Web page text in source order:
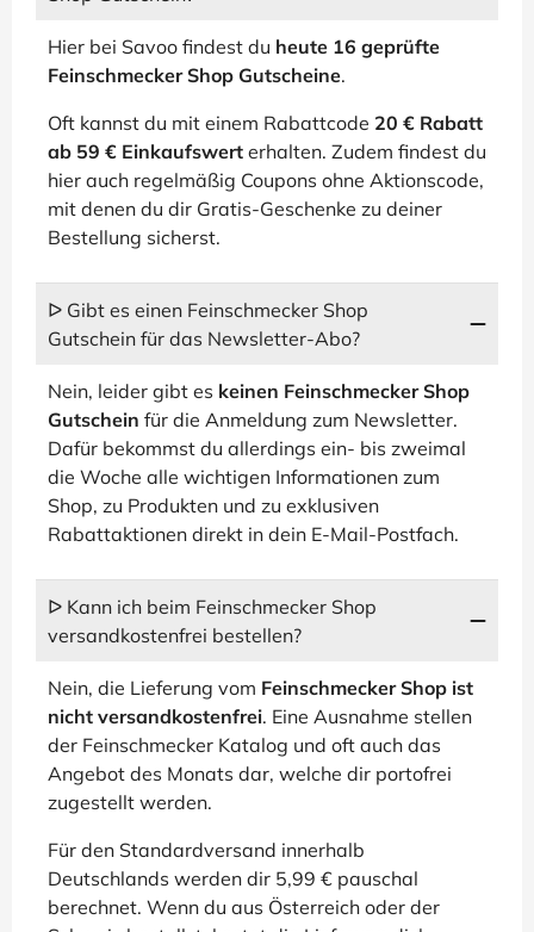
Hier bei Savoo findest du heute 16 geprüfte
Feinschmecker Shop Gutscheine.
Oft kannst du mit einem Rabattcode 20 € Rabatt
ab 59 € Einkaufswert erhalten. Zudem findest du
hier auch regelmäßig Coupons ohne Aktionscode,
mit denen du dir Gratis-Geschenke zu deiner
Bestellung sicherst.
ᐅ Gibt es einen Feinschmecker Shop
Gutschein für das Newsletter-Abo?
Nein, leider gibt es keinen Feinschmecker Shop
Gutschein für die Anmeldung zum Newsletter.
Dafür bekommst du allerdings ein- bis zweimal
die Woche alle wichtigen Informationen zum
Shop, zu Produkten und zu exklusiven
Rabattaktionen direkt in dein E-Mail-Postfach.
ᐅ Kann ich beim Feinschmecker Shop
versandkostenfrei bestellen?
Nein, die Lieferung vom Feinschmecker Shop ist
nicht versandkostenfrei. Eine Ausnahme stellen
der Feinschmecker Katalog und oft auch das
Angebot des Monats dar, welche dir portofrei
zugestellt werden.
Für den Standardversand innerhalb
Deutschlands werden dir 5,99 € pauschal
berechnet. Wenn du aus Österreich oder der